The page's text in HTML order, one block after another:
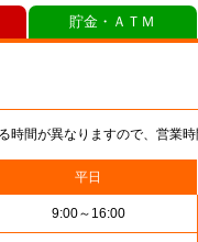
間が異なりますので、営業
平日
9:00～16:00
貯金・ＡＴＭ